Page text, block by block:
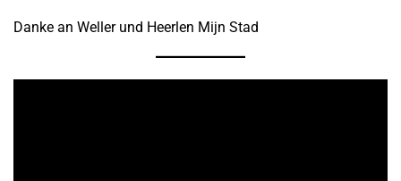
Danke an Weller und Heerlen Mijn Stad